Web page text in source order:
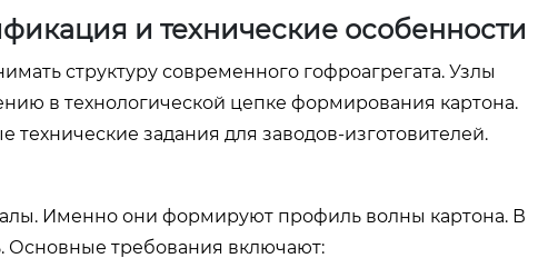
и технические особенности
структуру современного гофроагрегата. Узлы
в технологической цепке формирования картона.
задания для заводов-изготовителей.
Именно они формируют профиль волны картона. В
Основные требования включают: